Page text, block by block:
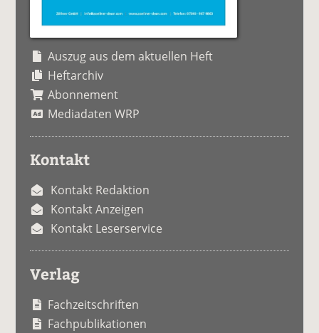
Auszug aus dem aktuellen Heft
Heftarchiv
Abonnement
Mediadaten WRP
Kontakt
Kontakt Redaktion
Kontakt Anzeigen
Kontakt Leserservice
Verlag
Fachzeitschriften
Fachpublikationen